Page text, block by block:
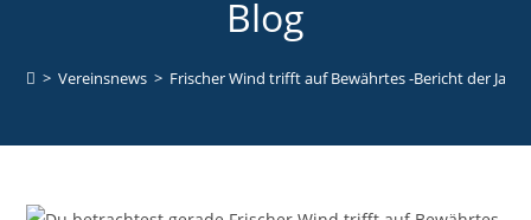
Blog
> Vereinsnews > Frischer Wind trifft auf Bewährtes -Bericht der